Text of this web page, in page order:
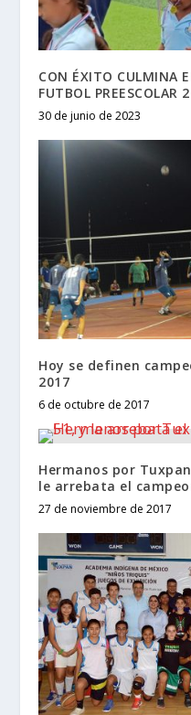
CON ÉXITO CULMINA
FUTBOL PREESCOLAR
30 de junio de 2023
Hoy se definen
2017
6 de octubre de 2017
Hermanos por
le arrebata el
27 de noviembre de 2017